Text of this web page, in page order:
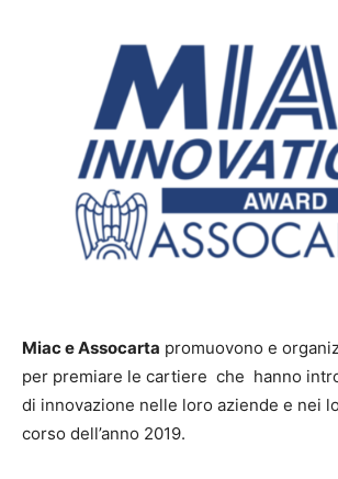
Miac e Assocarta promuovono e
per premiare le cartiere che hanno
di innovazione nelle loro aziende e nei
corso dell’anno 2019.